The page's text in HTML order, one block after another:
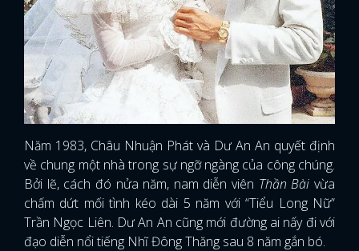
Năm 1983, Châu Nhuận Phát và Dư An An quyết định
về chung một nhà trong sự ngỡ ngàng của công chúng.
Bởi lẽ, cách đó nửa năm, nam diễn viên Thần Bài vừa
chấm dứt mối tình kéo dài 5 năm với “Tiểu Long Nữ”
Trần Ngọc Liên. Dư An An cũng mới đường ai nấy đi với
đạo diễn nổi tiếng Nhĩ Đông Thăng sau 8 năm gắn bó.